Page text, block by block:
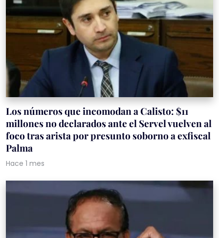
Los números que incomodan a Calisto: $11
millones no declarados ante el Servel vuelven al
foco tras arista por presunto soborno a exfiscal
Palma
Hace 1 mes